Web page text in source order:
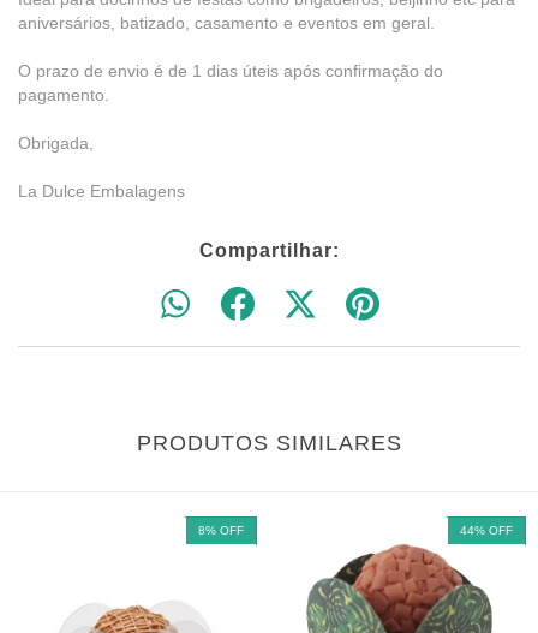
aniversários, batizado, casamento e eventos em geral.
O prazo de envio é de 1 dias úteis após confirmação do
pagamento.
Obrigada,
La Dulce Embalagens
Compartilhar:
PRODUTOS SIMILARES
8% OFF 44% OFF